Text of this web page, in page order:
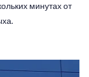
минутах от